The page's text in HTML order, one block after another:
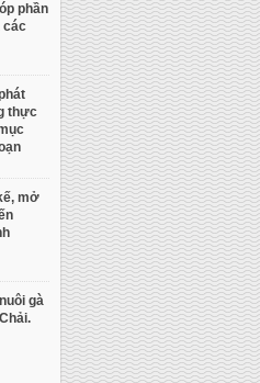
phần
các
thực
mở
gà